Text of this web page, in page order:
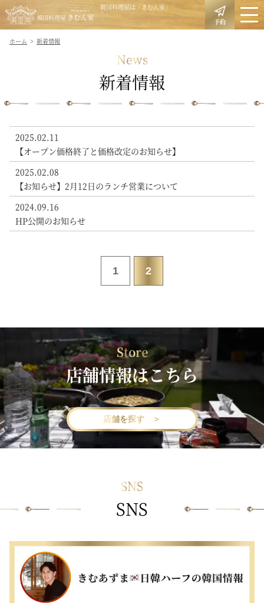
韓国料理屋は「きむん家」
予約
ホーム 新着情報
News
新着情報
2025.02.11
【オープン価格終了と価格改定のお知らせ】
2025.02.08
【お知らせ】2月12日のランチ営業について
2024.09.16
HP公開のお知らせ
1 2
Store
店舗情報はこちら
店舗を探す ＞
SNS
SNS